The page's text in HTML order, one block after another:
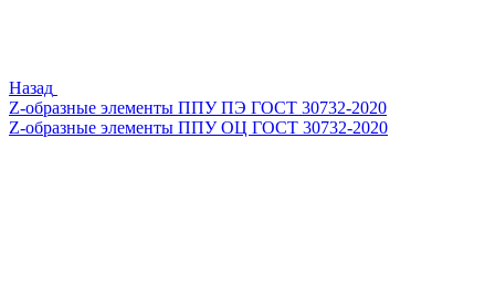
Назад
Z-образные элементы ППУ ПЭ ГОСТ 30732-2020
Z-образные элементы ППУ ОЦ ГОСТ 30732-2020